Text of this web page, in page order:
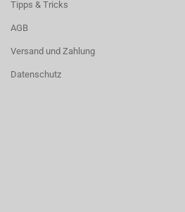
Tipps & Tricks
AGB
Versand und Zahlung
Datenschutz